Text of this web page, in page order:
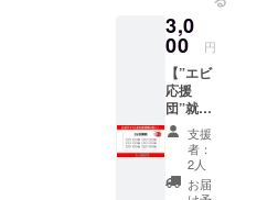
どうか、み
なさまのご
協力とご支
援をよろし
くお願いい
たします。
す。
3,0
00 円
【”エビ
応援
団”就
任】 日
本海老
協会公
認！あ
なたの
支援
者：
2人
お届